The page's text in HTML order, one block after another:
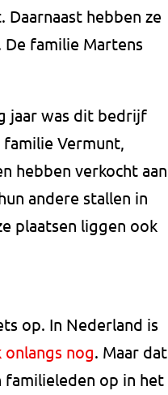
hebben ze
De familie Martens
jaar was dit bedrijf
Vermunt,
hebben verkocht aan
andere stallen in
plaatsen liggen ook
op. In Nederland is
onlangs nog. Maar dat
familieleden op in het